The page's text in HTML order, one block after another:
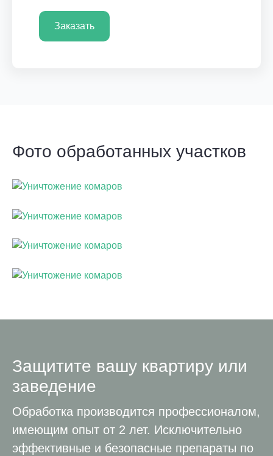
Заказать
Фото обработанных участков
Защитите вашу квартиру или
заведение
Обработка производится профессионалом,
имеющим опыт от 2 лет. Исключительно
эффективные и безопасные препараты по